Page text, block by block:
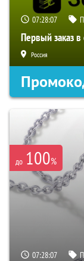
07:28:06
Первый заказ в
Россия
до 100%
07:28:06